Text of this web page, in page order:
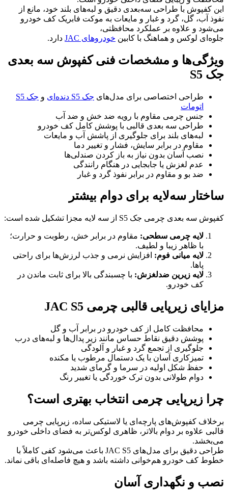
این کفپوش با طراحی سه‌بعدی دقیق و لبه‌های بلند خود، مانع از
نفوذ آب، گل، گرد و غبار و مایعات به موکت فابریک کف خودرو
می‌شود و علاوه بر عملکرد محافظتی،
جلوه‌ای لوکس و هماهنگ با کابین خودروهای JAC دارد.
ویژگی‌ها و مشخصات فنی کفپوش سه بعدی
جک S5
طراحی اختصاصی برای مدل‌های جک S5 دنده‌ای و
جک S5
اتومات
جنس چرمی مقاوم با رویه ضد خش و ضد آب
طراحی سه بعدی قالبی با پوشش کامل کف خودرو
لبه‌های بلند برای جلوگیری از پاشش آب و مایعات
مقاوم در برابر سایش، فشار و تغییر دما
نصب آسان بدون نیاز به باز کردن صندلی‌ها
عدم لغزش یا جابجایی در هنگام رانندگی
ضد بو و مقاوم در برابر نفوذ گرد و غبار
ساختار سه‌لایه برای دوام بیشتر
کفپوش سه بعدی چرمی جک S5 از سه لایه مجزا تشکیل شده است:
لایه چرمی سطحی: مقاوم در برابر خش، رطوبت و حرارت؛
با ظاهر زیبا و لطیف.
لایه میانی فوم: افزایش نرمی و جذب لرزش‌ها برای راحتی
پاها.
لایه زیرین ضدلغزش: با چسبندگی بالا برای ثابت ماندن در
کف خودرو.
مزایای زیرپایی قالبی چرمی JAC S5
محافظت کامل از کف خودرو در برابر آب و گل
پوشش دقیق نقاط حساس مانند زیر پدال‌ها و لبه‌های درب
جلوگیری از تجمع گرد و غبار و آلودگی
تمیزکاری آسان با یک دستمال مرطوب یا مکنده
حفظ شکل اولیه در سرما و گرمای شدید
دوام طولانی بدون ترک خوردگی یا تغییر رنگ
چرا زیرپایی چرمی انتخاب بهتری است؟
برخلاف کفپوش‌های پارچه‌ای یا لاستیکی ساده، زیرپایی چرمی
قالبی علاوه بر دوام بالاتر، ظاهری لوکس‌تر به فضای داخلی خودرو
می‌بخشد.
طراحی دقیق برای مدل‌های JAC S5 باعث می‌شود کفی کاملاً با
خطوط کف خودرو هم‌خوانی داشته باشد و هیچ فاصله‌ای باقی نماند.
نصب و نگهداری آسان